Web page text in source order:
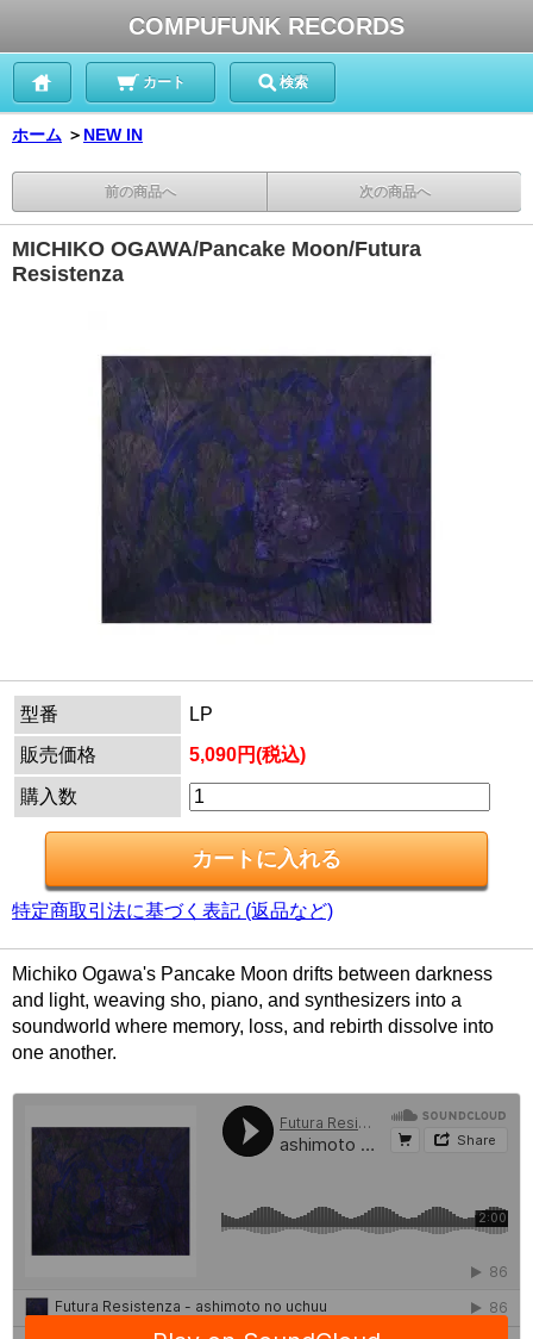
COMPUFUNK RECORDS
カート 検索
ホーム ＞ NEW IN
前の商品へ 次の商品へ
MICHIKO OGAWA/Pancake Moon/Futura
Resistenza
型番
LP
販売価格
5,090円(税込)
購入数
特定商取引法に基づく表記 (返品など)
Michiko Ogawa's Pancake Moon drifts between darkness
and light, weaving sho, piano, and synthesizers into a
soundworld where memory, loss, and rebirth dissolve into
one another.